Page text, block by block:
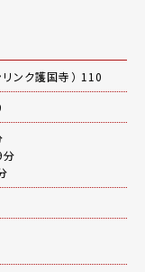
ンク護国寺） 110
分